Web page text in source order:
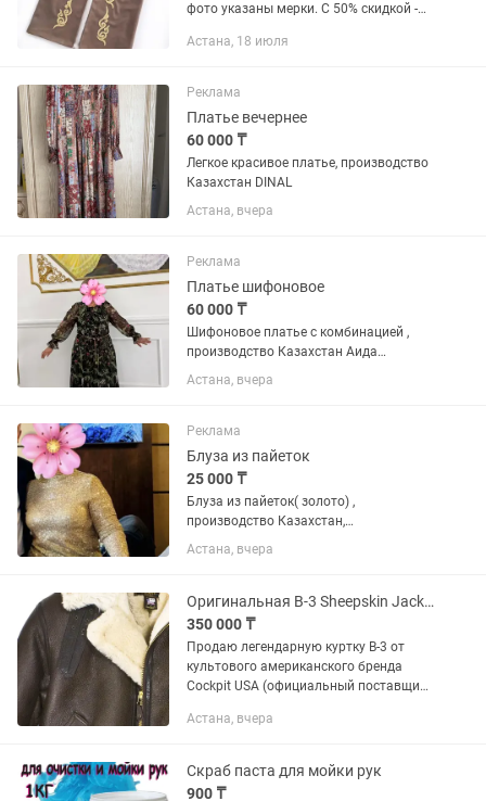
фото указаны мерки. С 50% скидкой -
номеру.
Астана, 18 июля
Реклама
Платье вечернее
60 000 ₸
Легкое красивое платье, производство
Казахстан DINAL
Астана, вчера
Реклама
Платье шифоновое
60 000 ₸
Шифоновое платье с комбинацией ,
производство Казахстан Аида
Кауменова
Астана, вчера
Реклама
Блуза из пайеток
25 000 ₸
Блуза из пайеток( золото) ,
производство Казахстан,
производство Казахстан SAMIDEL
Астана, вчера
Оригинальная B-3 Sheepskin Jacket Cockpit USA новая дубленка куртка авиатор
350 000 ₸
Продаю легендарную куртку B-3 от
культового американского бренда
Cockpit USA (официальный поставщик
маркет, а вещь экстра-класса для тех,
Астана, вчера
Скраб паста для мойки рук
900 ₸